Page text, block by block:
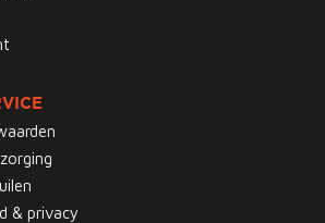
& privacy